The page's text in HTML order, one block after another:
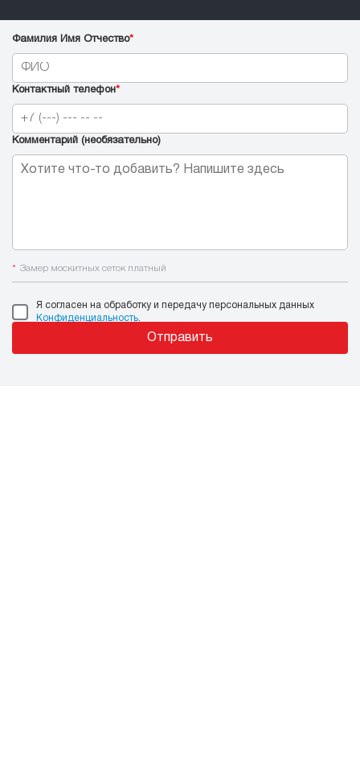
Фамилия Имя Отчество*
Контактный телефон*
Комментарий (необязательно)
* Замер москитных сеток платный
Я согласен на обработку и передачу персональных данных
Конфиденциальность
Отправить